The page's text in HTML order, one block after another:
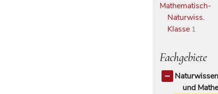
Mathematisch-
Naturwiss.
Klasse 1
Fachgebiete
und